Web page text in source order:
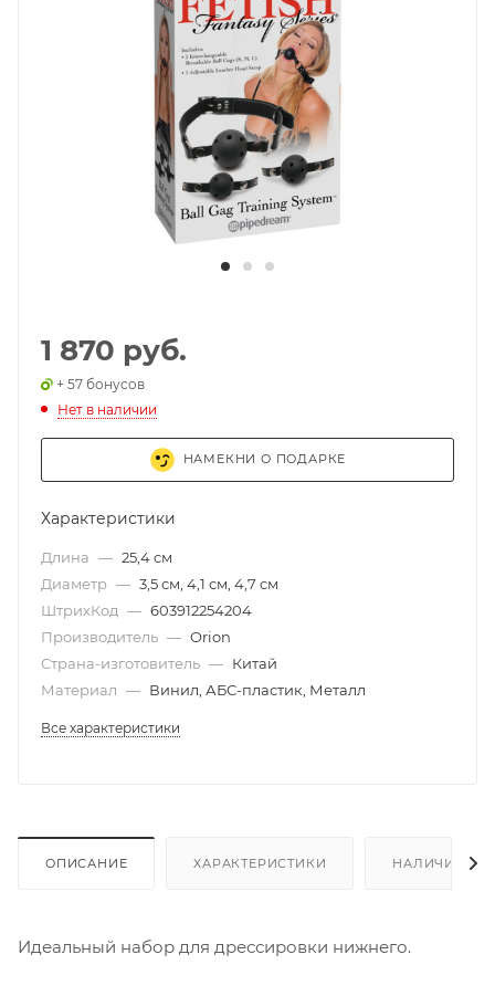
1 870 руб.
+ 57 бонусов
Нет в наличии
НАМЕКНИ О ПОДАРКЕ
Характеристики
Длина — 25,4 см
Диаметр — 3,5 см, 4,1 см, 4,7 см
ШтрихКод — 603912254204
Производитель — Orion
Страна-изготовитель — Китай
Материал — Винил, АБС-пластик, Металл
Все характеристики
ОПИСАНИЕ ХАРАКТЕРИСТИКИ НАЛИЧИЕ
Идеальный набор для дрессировки нижнего.